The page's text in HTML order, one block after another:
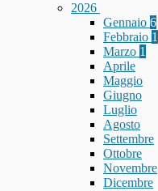
2026
Gennaio 6
Febbraio 1
Marzo 1
Aprile
Maggio
Giugno
Luglio
Agosto
Settembre
Ottobre
Novembre
Dicembre